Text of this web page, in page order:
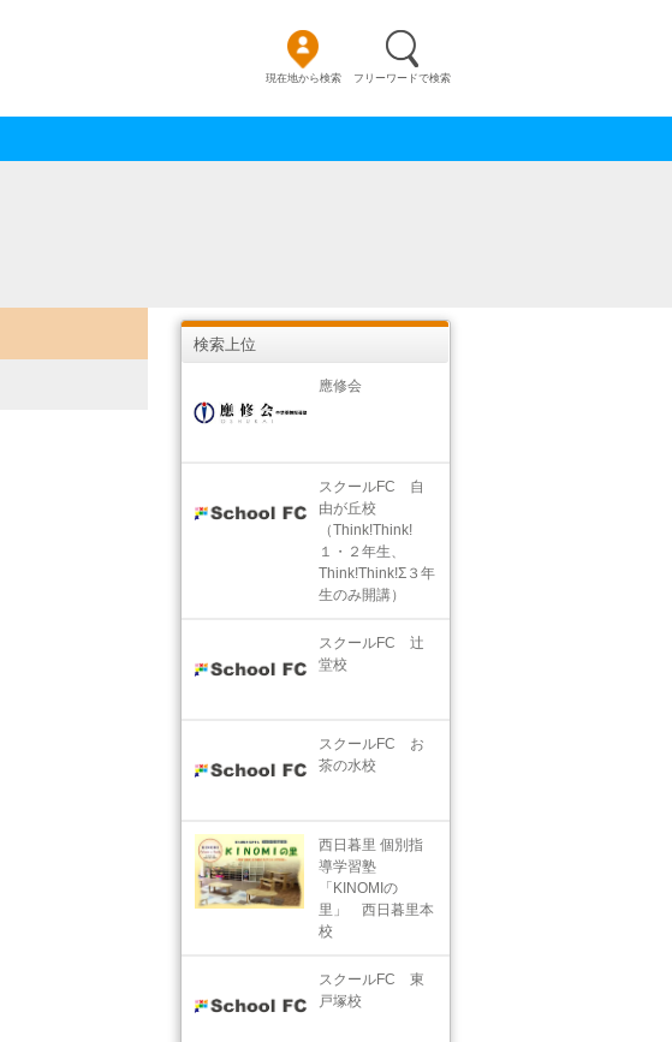
現在地から検索 フリーワードで検索
検索上位
應修会
スクールFC 自
由が丘校
（Think!Think!
１・２年生、
Think!Think!Σ３年
生のみ開講）
スクールFC 辻
堂校
スクールFC お
茶の水校
西日暮里 個別指
導学習塾
「KINOMIの
里」 西日暮里本
校
スクールFC 東
戸塚校